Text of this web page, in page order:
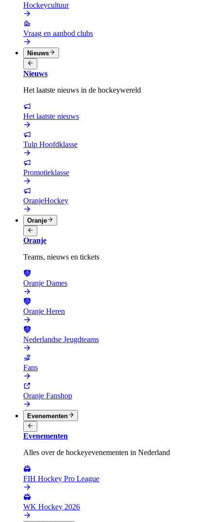
Hockeycultuur
Vraag en aanbod clubs
Nieuws
Nieuws
Het laatste nieuws in de hockeywereld
Het laatste nieuws
Tulp Hoofdklasse
Promotieklasse
OranjeHockey
Oranje
Oranje
Teams, nieuws en tickets
Oranje Dames
Oranje Heren
Nederlandse Jeugdteams
Fans
Oranje Fanshop
Evenementen
Evenementen
Alles over de hockeyevenementen in Nederland
FIH Hockey Pro League
WK Hockey 2026